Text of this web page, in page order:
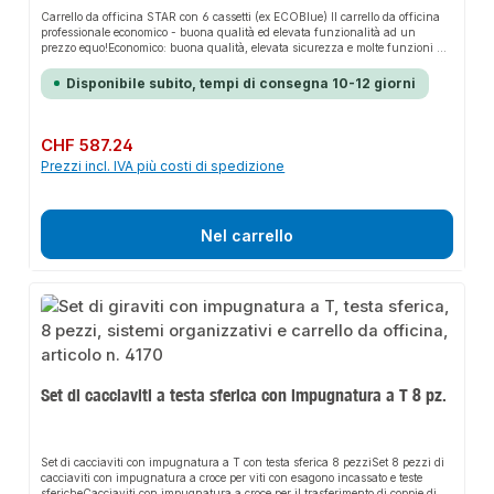
Carrello da officina STAR con 6 cassetti (ex ECOBlue) Il carrello da officina
professionale economico - buona qualità ed elevata funzionalità ad un
prezzo equo!Economico: buona qualità, elevata sicurezza e molte funzioni a
grazie alla protezione antiribaltamento: è possibile estrarre un solo cassetto
alla voltaMassima stabilità grazie alle 2 ruote con freno di rotolamento e di
una capacità di carico fino a 35 kgBuona stabilità e rigidità torsionale grazie
alla robusta struttura del telaio con una portata statica totale fino a 400
kgCapacità interessante: 6 cassetti, 3x 154 mm di altezza e 3x 75 mm di
montata su entrambi i latiRuote resistenti all'olio e agli acidiPersonalizzabile
con inserti per carrelli da officina
Disponibile subito, tempi di consegna 10-12 giorni
Prezzo normale:
CHF 587.24
Prezzi incl. IVA più costi di spedizione
Nel carrello
Set di cacciaviti a testa sferica con impugnatura a T 8 pz.
Set di cacciaviti con impugnatura a T con testa sferica 8 pezziSet 8 pezzi di
cacciaviti con impugnatura a croce per viti con esagono incassato e teste